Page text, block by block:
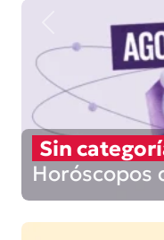
Sin
Horóscopos
¡Sacudida